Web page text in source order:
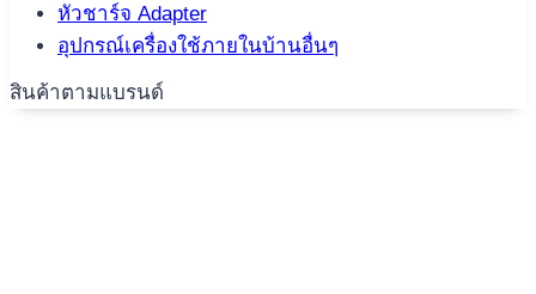
หัวชาร์จ Adapter
อุปกรณ์เครื่องใช้ภายในบ้านอื่นๆ
สินค้าตามแบรนด์